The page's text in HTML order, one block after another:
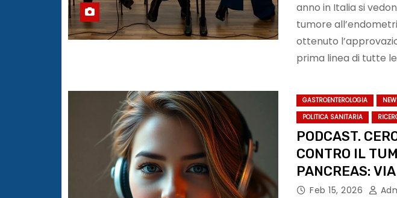
molecolare del
anno in Italia si
tumore
ottenuto
prima linea di tutte
GASTROENTEROLOGIA
POLITICA SANITARIA
PODCAST.
CONTRO IL
PANCREAS:
FDAFeb 15, 2026